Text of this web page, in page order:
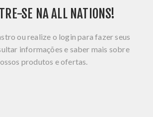
SE NA ALL NATIONS!
ou realize o login para fazer seus
informações e saber mais sobre
produtos e ofertas.